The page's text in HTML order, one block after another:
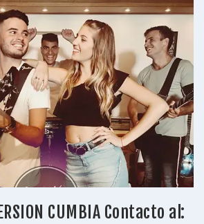
CUMBIA Contacto al: